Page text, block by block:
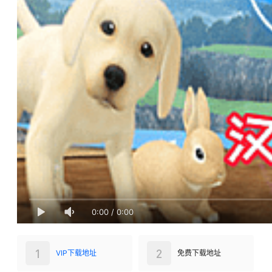
0:00 / 0:00
VIP下载地址
1 免费下载地址
2